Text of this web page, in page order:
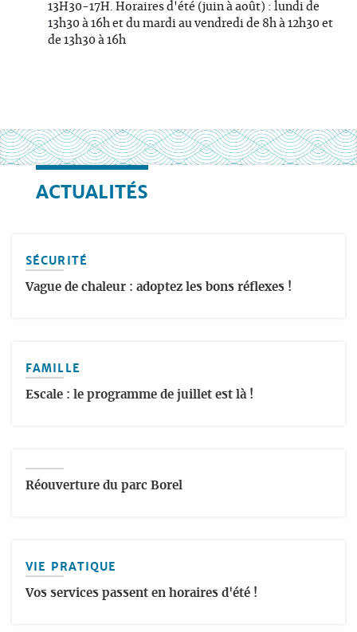
13H30-17H. Horaires d'été (juin à août) : lundi de
13h30 à 16h et du mardi au vendredi de 8h à 12h30 et
de 13h30 à 16h
ACTUALITÉS
SÉCURITÉ
Vague de chaleur : adoptez les bons réflexes !
FAMILLE
Escale : le programme de juillet est là !
Réouverture du parc Borel
VIE PRATIQUE
Vos services passent en horaires d'été !